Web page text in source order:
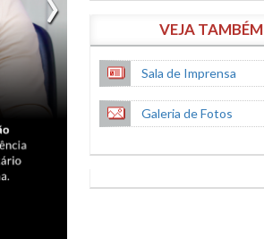
VEJA TAMBÉM
Sala de Imprensa
Galeria de Fotos